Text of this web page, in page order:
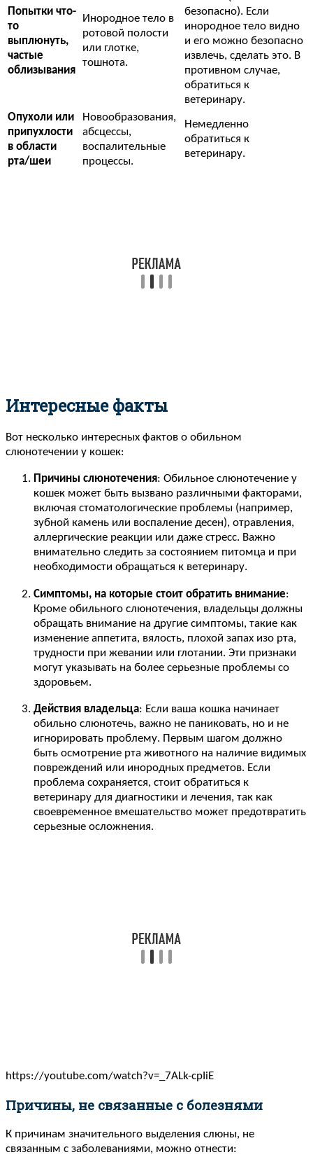
Попытки что-
то
выплюнуть,
частые
облизывания
Инородное тело в
ротовой полости
или глотке,
тошнота.
безопасно). Если
инородное тело видно
и его можно безопасно
извлечь, сделать это. В
противном случае,
обратиться к
ветеринару.
Опухоли или
припухлости
в области
рта/шеи
Новообразования,
абсцессы,
воспалительные
процессы.
Немедленно
обратиться к
ветеринару.
Интересные факты
Вот несколько интересных фактов о обильном
слюнотечении у кошек:
Причины слюнотечения: Обильное слюнотечение у
кошек может быть вызвано различными факторами,
включая стоматологические проблемы (например,
зубной камень или воспаление десен), отравления,
аллергические реакции или даже стресс. Важно
внимательно следить за состоянием питомца и при
необходимости обращаться к ветеринару.
Симптомы, на которые стоит обратить внимание:
Кроме обильного слюнотечения, владельцы должны
обращать внимание на другие симптомы, такие как
изменение аппетита, вялость, плохой запах изо рта,
трудности при жевании или глотании. Эти признаки
могут указывать на более серьезные проблемы со
здоровьем.
Действия владельца: Если ваша кошка начинает
обильно слюнотечь, важно не паниковать, но и не
игнорировать проблему. Первым шагом должно
быть осмотрение рта животного на наличие видимых
повреждений или инородных предметов. Если
проблема сохраняется, стоит обратиться к
ветеринару для диагностики и лечения, так как
своевременное вмешательство может предотвратить
серьезные осложнения.
https://youtube.com/watch?v=_7ALk-cpIiE
Причины, не связанные с болезнями
К причинам значительного выделения слюны, не
связанным с заболеваниями, можно отнести: